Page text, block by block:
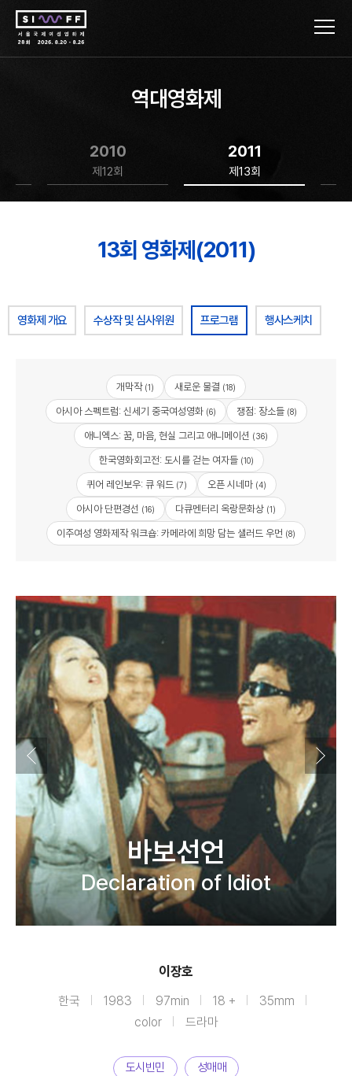
역대영화제
2010
제12회
2011
제13회
13회 영화제(2011)
영화제 개요 수상작 및 심사위원 프로그램 행사스케치
개막작(1) 새로운 물결 (18)
아시아 스펙트럼: 신세기 중국여성영화(6) 쟁점: 장소들(8)
애니엑스: 꿈, 마음, 현실 그리고 애니메이션 (36)
한국영화회고전: 도시를 걷는 여자들(10)
퀴어 레인보우: 큐 워드(7) 오픈 시네마(4)
아시아 단편경선 (16) 다큐멘터리 옥랑문화상 (1)
이주여성 영화제작 워크숍: 카메라에 희망 담는 샐러드 우먼 (8)
바보선언
Declaration of Idiot
이장호
한국 1983 97min 18 +
35mm
color
드라마
도시빈민 성매매